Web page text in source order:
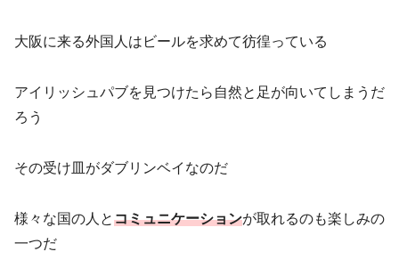
大阪に来る外国人はビールを求めて彷徨っている
アイリッシュパブを見つけたら自然と足が向いてしまうだ
ろう
その受け皿がダブリンベイなのだ
様々な国の人とコミュニケーションが取れるのも楽しみの
一つだ